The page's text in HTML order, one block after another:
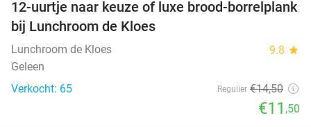
21%
12-uurtje naar keuze of luxe brood-borrelplank
bij Lunchroom de Kloes
Lunchroom de Kloes 9.8 star
Geleen
Verkocht: 65
Regulier €14,50
€11 ,50